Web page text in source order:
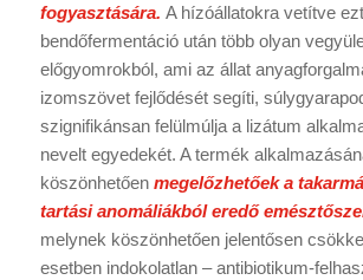
fogyasztására. A hízóállatokra vetítve
bendőfermentáció után több olyan
előgyomrokból, ami az állat
izomszövet fejlődését segíti,
szignifikánsan felülmúlja a lizátum
nevelt egyedekét. A termék
köszönhetően megelőzhetőek a
tartási anomáliákból eredő
melynek köszönhetően jelentősen
esetben indokolatlan – antibiotikum-